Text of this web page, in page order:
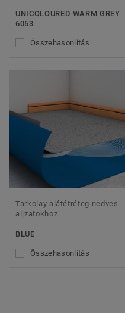
UNICOLOURED WARM GREY
6053
Összehasonlítás
Tarkolay alátétréteg nedves
aljzatokhoz
BLUE
Összehasonlítás